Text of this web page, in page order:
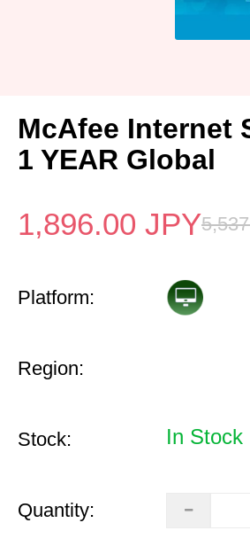
McAfee Internet
1 YEAR Global
1,896.00 JPY
Platform:
Region:
Stock: In Stock
Quantity: